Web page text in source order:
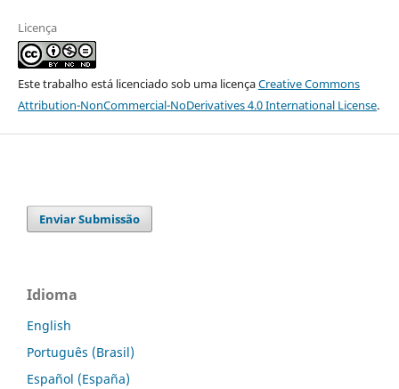
Licença
Este trabalho está licenciado sob uma licençaCreative Commons
Attribution-NonCommercial-NoDerivatives 4.0 International License.
Enviar Submissão
Idioma
English
Português (Brasil)
Español (España)